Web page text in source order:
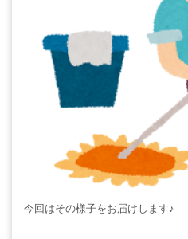
今回はその様子をお届けします♪